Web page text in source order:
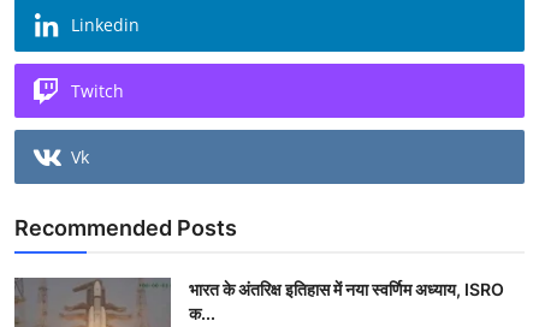
Linkedin
Twitch
Vk
Recommended Posts
भारत के अंतरिक्ष इतिहास में नया स्वर्णिम अध्याय, ISRO
क...